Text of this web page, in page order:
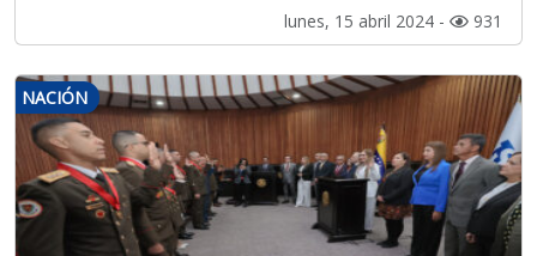
lunes, 15 abril 2024 - 931
NACIÓN